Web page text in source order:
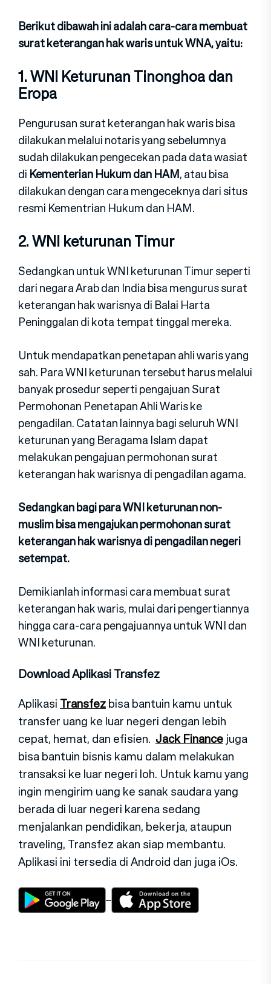
Berikut dibawah ini adalah cara-cara membuat
surat keterangan hak waris untuk WNA, yaitu:
1. WNI Keturunan Tinonghoa dan
Eropa
Pengurusan surat keterangan hak waris bisa
dilakukan melalui notaris yang sebelumnya
sudah dilakukan pengecekan pada data wasiat
di Kementerian Hukum dan HAM, atau bisa
dilakukan dengan cara mengeceknya dari situs
resmi Kementrian Hukum dan HAM.
2. WNI keturunan Timur
Sedangkan untuk WNI keturunan Timur seperti
dari negara Arab dan India bisa mengurus surat
keterangan hak warisnya di Balai Harta
Peninggalan di kota tempat tinggal mereka.
Untuk mendapatkan penetapan ahli waris yang
sah. Para WNI keturunan tersebut harus melalui
banyak prosedur seperti pengajuan Surat
Permohonan Penetapan Ahli Waris ke
pengadilan. Catatan lainnya bagi seluruh WNI
keturunan yang Beragama Islam dapat
melakukan pengajuan permohonan surat
keterangan hak warisnya di pengadilan agama.
Sedangkan bagi para WNI keturunan non-
muslim bisa mengajukan permohonan surat
keterangan hak warisnya di pengadilan negeri
setempat.
Demikianlah informasi cara membuat surat
keterangan hak waris, mulai dari pengertiannya
hingga cara-cara pengajuannya untuk WNI dan
WNI keturunan.
Download Aplikasi Transfez
Aplikasi Transfezbisa bantuin kamu untuk
transfer uang ke luar negeri dengan lebih
cepat, hemat, dan efisien. Jack Finance juga
bisa bantuin bisnis kamu dalam melakukan
transaksi ke luar negeri loh. Untuk kamu yang
ingin mengirim uang ke sanak saudara yang
berada di luar negeri karena sedang
menjalankan pendidikan, bekerja, ataupun
traveling, Transfez akan siap membantu.
Aplikasi ini tersedia di Android dan juga iOs.